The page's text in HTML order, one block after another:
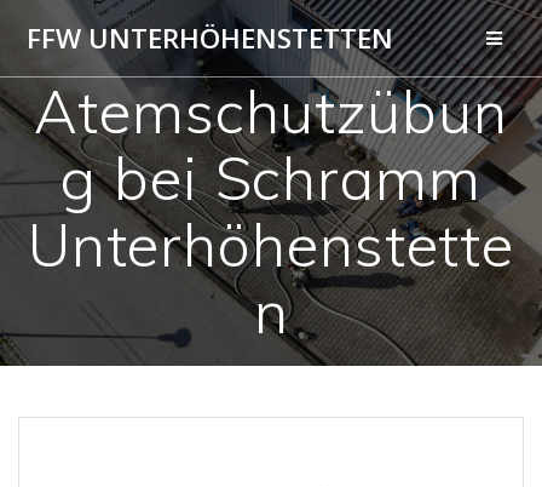
Zum
Inhalt
springen
FFW UNTERHÖHENSTETTEN
Atemschutzübun
g bei Schramm
Unterhöhenstette
n